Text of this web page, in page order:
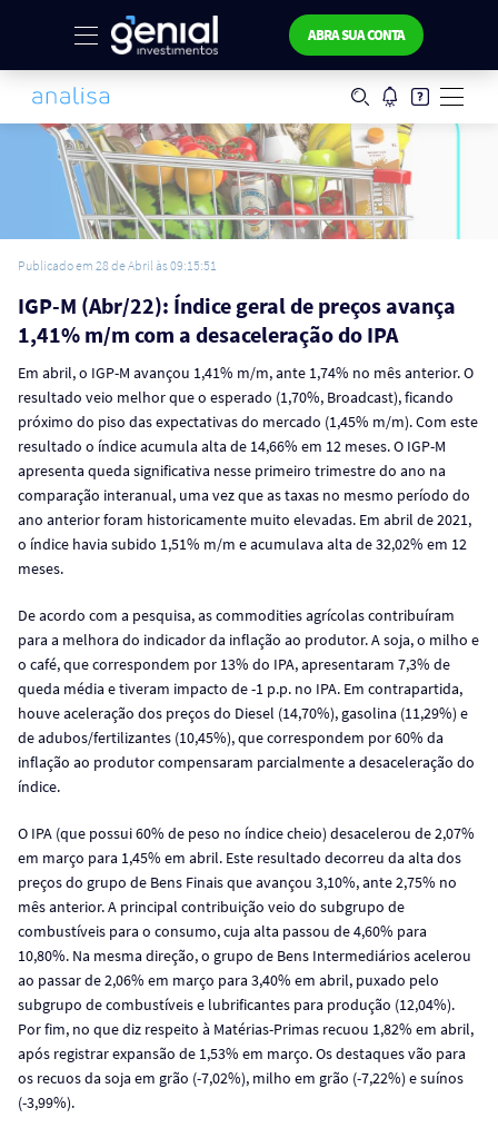
ABRA SUA CONTA
Publicado em 28 de Abril às 09:15:51
IGP-M (Abr/22): Índice geral de preços avança
1,41% m/m com a desaceleração do IPA
Em abril, o IGP-M avançou 1,41% m/m, ante 1,74% no mês anterior. O
resultado veio melhor que o esperado (1,70%, Broadcast), ficando
próximo do piso das expectativas do mercado (1,45% m/m). Com este
resultado o índice acumula alta de 14,66% em 12 meses. O IGP-M
apresenta queda significativa nesse primeiro trimestre do ano na
comparação interanual, uma vez que as taxas no mesmo período do
ano anterior foram historicamente muito elevadas. Em abril de 2021,
o índice havia subido 1,51% m/m e acumulava alta de 32,02% em 12
meses.
De acordo com a pesquisa, as commodities agrícolas contribuíram
para a melhora do indicador da inflação ao produtor. A soja, o milho e
o café, que correspondem por 13% do IPA, apresentaram 7,3% de
queda média e tiveram impacto de -1 p.p. no IPA. Em contrapartida,
houve aceleração dos preços do Diesel (14,70%), gasolina (11,29%) e
de adubos/fertilizantes (10,45%), que correspondem por 60% da
inflação ao produtor compensaram parcialmente a desaceleração do
índice.
O IPA (que possui 60% de peso no índice cheio) desacelerou de 2,07%
em março para 1,45% em abril. Este resultado decorreu da alta dos
preços do grupo de Bens Finais que avançou 3,10%, ante 2,75% no
mês anterior. A principal contribuição veio do subgrupo de
combustíveis para o consumo, cuja alta passou de 4,60% para
10,80%. Na mesma direção, o grupo de Bens Intermediários acelerou
ao passar de 2,06% em março para 3,40% em abril, puxado pelo
subgrupo de combustíveis e lubrificantes para produção (12,04%).
Por fim, no que diz respeito à Matérias-Primas recuou 1,82% em abril,
após registrar expansão de 1,53% em março. Os destaques vão para
os recuos da soja em grão (-7,02%), milho em grão (-7,22%) e suínos
(-3,99%).